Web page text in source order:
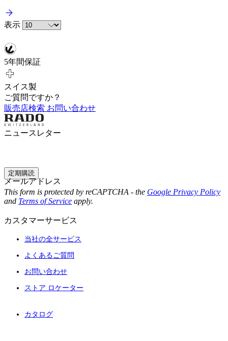
表示
5年間保証
スイス製
ご質問ですか？
販売店検索 お問い合わせ
ニュースレター
メールアドレス
定期購読
This form is protected by reCAPTCHA - the Google Privacy Policy
and Terms of Service apply.
カスタマーサービス
当社の全サービス
よくあるご質問
お問い合わせ
ストア ロケーター
カタログ